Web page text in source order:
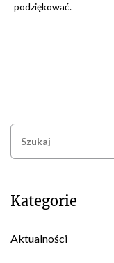
podziękować.
Kategorie
Aktualności